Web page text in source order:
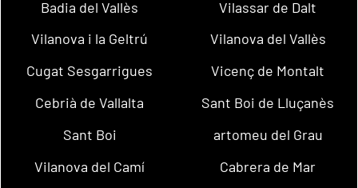
Badia del Vallès
Vilassar de Dalt
Vilanova i la Geltrú
Vilanova del Vallès
Cugat Sesgarrigues
Vicenç de Montalt
Cebrià de Vallalta
Sant Boi de Lluçanès
Sant Boi
artomeu del Grau
Vilanova del Camí
Cabrera de Mar